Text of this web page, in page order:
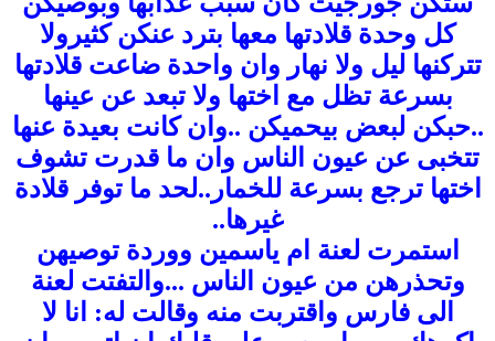
كل وحدة قلادتها معها بترد عنكن كثيرولا
تتركنها ليل ولا نهار وان واحدة ضاعت قلادتها
بسرعة تظل مع اختها ولا تبعد عن عينها
..حبكن لبعض بيحميكن ..وان كانت بعيدة عنها
تتخبى عن عيون الناس وان ما قدرت تشوف
اختها ترجع بسرعة للخمار..لحد ما توفر قلادة
غيرها..
استمرت لعنة ام ياسمين ووردة توصيهن
وتحذرهن من عيون الناس ...والتفتت لعنة
الى فارس واقتربت منه وقالت له: انا لا